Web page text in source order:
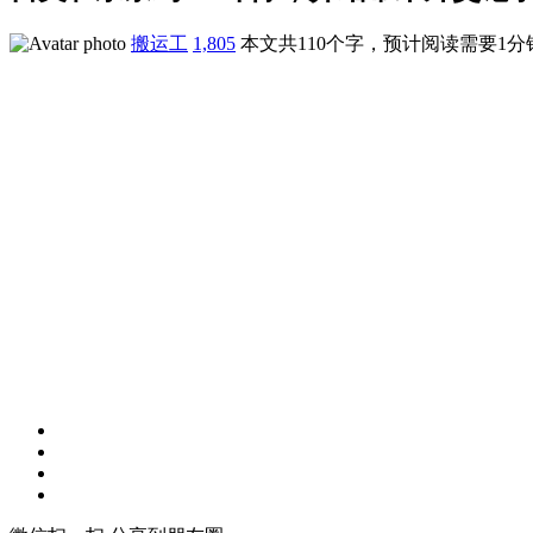
搬运工 1,805 本文共110个字，预计阅读需要1分